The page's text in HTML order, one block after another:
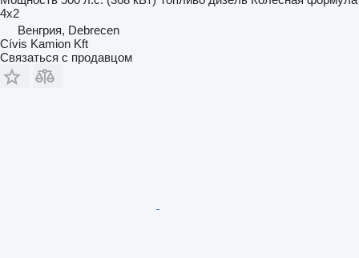
4x2
Венгрия, Debrecen
Cívis Kamion Kft
Связаться с продавцом